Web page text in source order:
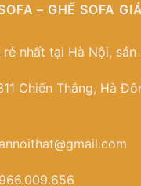
– GHẾ SOFA
rẻ nhất tại Hà Nội,
Chiến Thắng, Hà